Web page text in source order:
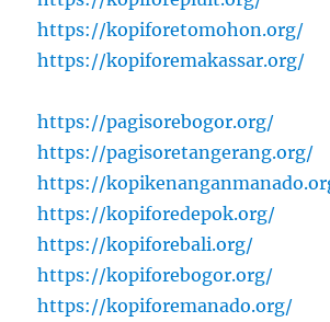
https://kopiforetomohon.org/
https://kopiforemakassar.org/
https://pagisorebogor.org/
https://pagisoretangerang.org/
https://
https://kopiforedepok.org/
https://kopiforebali.org/
https://kopiforebogor.org/
https://kopiforemanado.org/